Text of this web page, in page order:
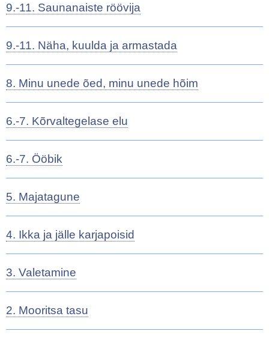
9.-11. Saunanaiste röövija
9.-11. Näha, kuulda ja armastada
8. Minu unede õed, minu unede hõim
6.-7. Kõrvaltegelase elu
6.-7. Ööbik
5. Majatagune
4. Ikka ja jälle karjapoisid
3. Valetamine
2. Mooritsa tasu